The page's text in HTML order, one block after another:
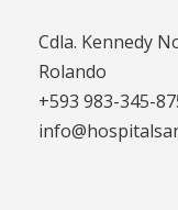
Cdla. Kennedy
Rolando
+593 983-345-